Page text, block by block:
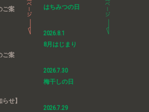
ご案
ご案
せ】
はちみつの日
2026.8.1
8月はじまり
2026.7.30
梅干しの日
2026.7.29